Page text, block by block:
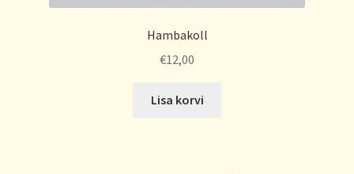
Hambakoll
€12,00
Lisa korvi